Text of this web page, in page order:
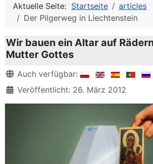
Aktuelle Seite: Startseite
articles
Der Pilgerweg in Liechtenstein
Wir bauen ein Altar auf
Mutter Gottes
DetailsAuch verfügbar:
Veröffentlicht: 26. März 2012